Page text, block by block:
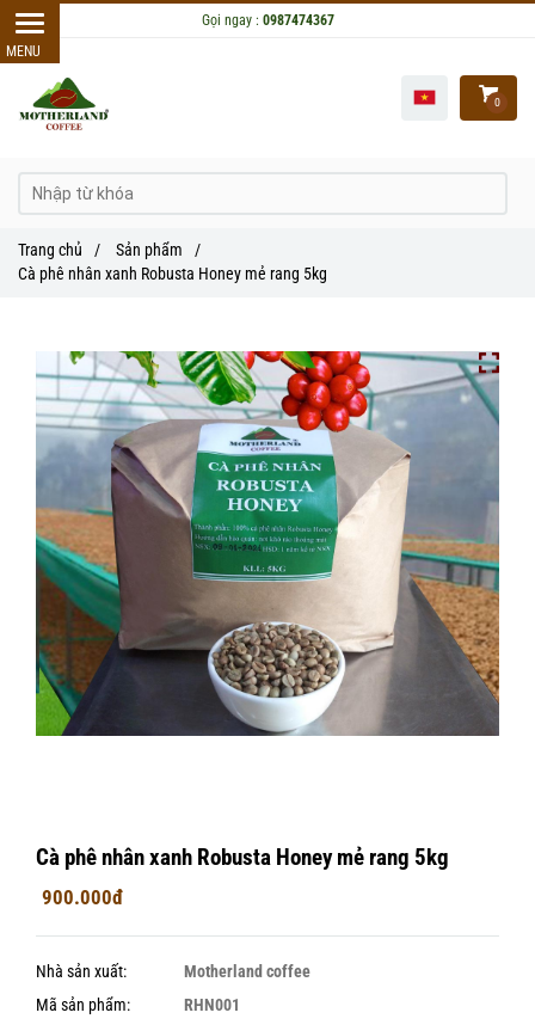
Cà phê nhân xanh Robusta Honey mẻ rang 5kg
900.000đ
Nhà sản xuất:
Motherland coffee
Mã sản phẩm:
RHN001
Trang chủ / Sản phẩm
/
Cà phê nhân xanh Robusta Honey mẻ rang 5kg
Gọi ngay : 0987474367
0